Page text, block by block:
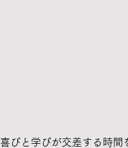
喜びと学びが交差する時間